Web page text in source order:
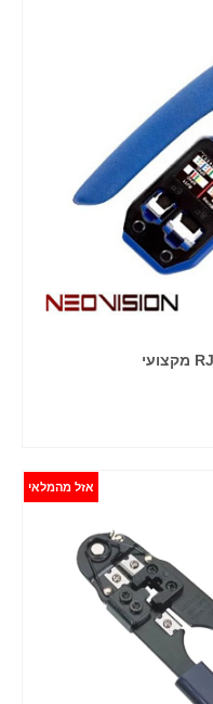
אזל מהמלאי